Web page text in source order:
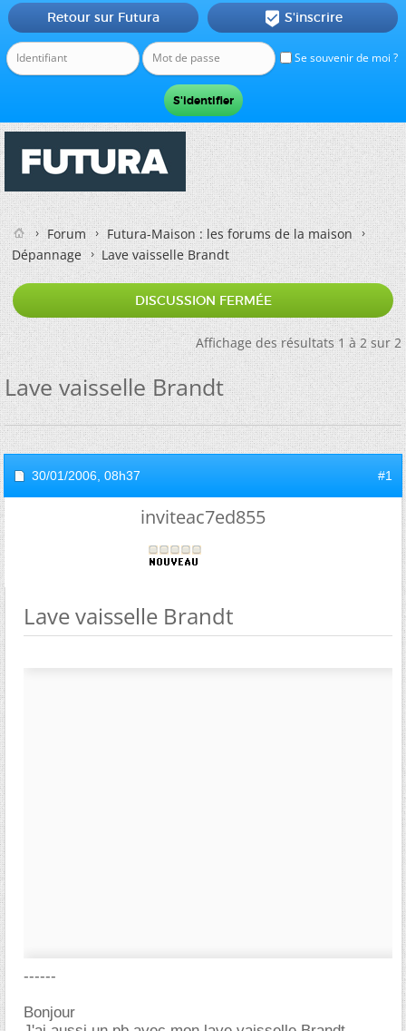
Se souvenir de moi ?
Retour sur Futura  S'inscrire
Forum
Futura-Maison : les forums de la maison
Dépannage
Lave vaisselle Brandt
DISCUSSION FERMÉE
Affichage des résultats 1 à 2 sur 2
Lave vaisselle Brandt
30/01/2006, 08h37 #1
inviteac7ed855
Lave vaisselle Brandt
------
Bonjour